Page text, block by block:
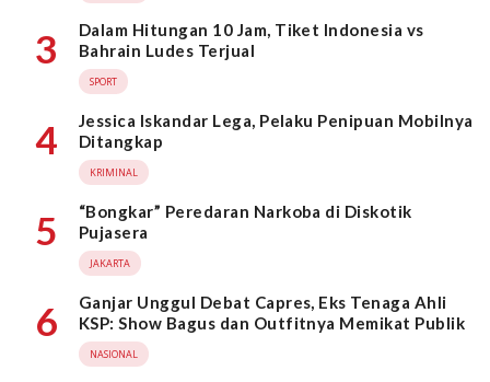
3
Dalam Hitungan 10 Jam, Tiket Indonesia vs
Bahrain Ludes Terjual
SPORT
4
Jessica Iskandar Lega, Pelaku Penipuan Mobilnya
Ditangkap
KRIMINAL
5
“Bongkar” Peredaran Narkoba di Diskotik
Pujasera
JAKARTA
6
Ganjar Unggul Debat Capres, Eks Tenaga Ahli
KSP: Show Bagus dan Outfitnya Memikat Publik
NASIONAL